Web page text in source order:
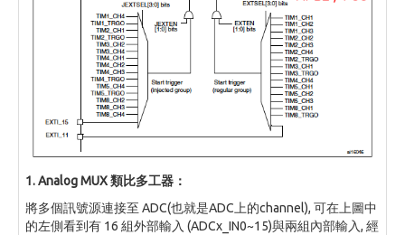
1. Analog MUX 類比多工器：
將多個訊號源連接至 ADC(也就是ADC上的channel), 可在上圖中
的左側看到有 16 組外部輸入 (ADCx_IN0~15)與兩組內部輸入, 經